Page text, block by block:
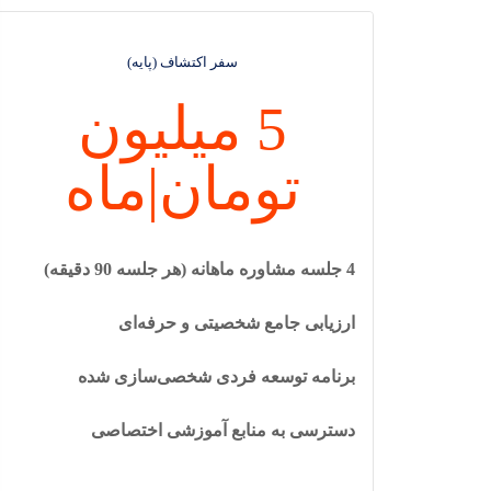
سفر اکتشاف (پایه)
5 میلیون
تومان|ماه
4 جلسه مشاوره ماهانه (هر جلسه 90 دقیقه)
ارزیابی جامع شخصیتی و حرفه‌ای
برنامه توسعه فردی شخصی‌سازی شده
دسترسی به منابع آموزشی اختصاصی